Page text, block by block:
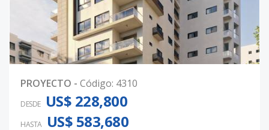
PROYECTO - Código: 4310
DESDE US$ 228,800
HASTA US$ 583,680